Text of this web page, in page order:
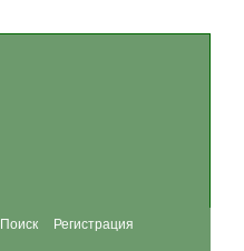
Поиск
Регистрация